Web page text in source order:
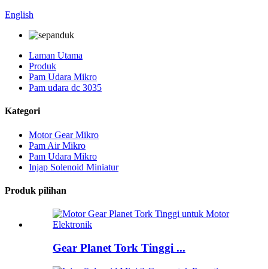
English
Laman Utama
Produk
Pam Udara Mikro
Pam udara dc 3035
Kategori
Motor Gear Mikro
Pam Air Mikro
Pam Udara Mikro
Injap Solenoid Miniatur
Produk pilihan
Gear Planet Tork Tinggi ...